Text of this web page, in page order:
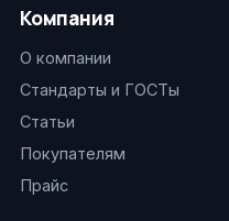
Компания
О компании
Стандарты и ГОСТы
Статьи
Покупателям
Прайс